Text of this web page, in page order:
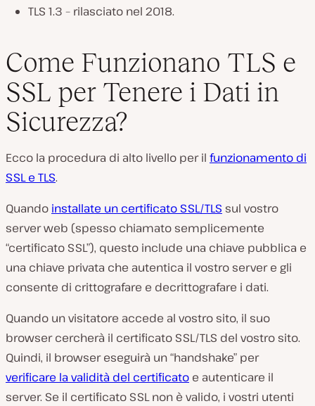
TLS 1.3 – rilasciato nel 2018.
Come Funzionano TLS e
SSL per Tenere i Dati in
Sicurezza?
Ecco la procedura di alto livello per il funzionamento di
SSL e TLS.
Quando installate un certificato SSL/TLS sul vostro
server web (spesso chiamato semplicemente
“certificato SSL”), questo include una chiave pubblica e
una chiave privata che autentica il vostro server e gli
consente di crittografare e decrittografare i dati.
Quando un visitatore accede al vostro sito, il suo
browser cercherà il certificato SSL/TLS del vostro sito.
Quindi, il browser eseguirà un “handshake” per
verificare la validità del certificato e autenticare il
server. Se il certificato SSL non è valido, i vostri utenti